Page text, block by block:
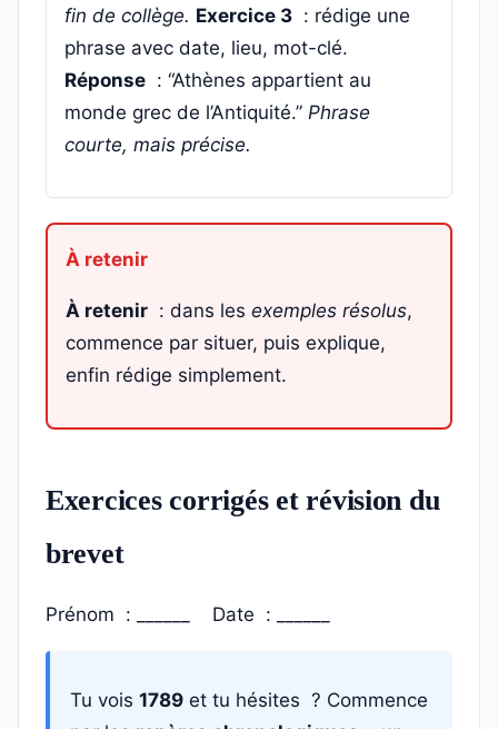
fin de collège. Exercice 3 : rédige une
phrase avec date, lieu, mot-clé.
Réponse : “Athènes appartient au
monde grec de l’Antiquité.” Phrase
courte, mais précise.
À retenir : dans les exemples résolus,
commence par situer, puis explique,
enfin rédige simplement.
Exercices corrigés et révision du
brevet
Prénom : ______ Date : ______
Tu vois 1789 et tu hésites ? Commence